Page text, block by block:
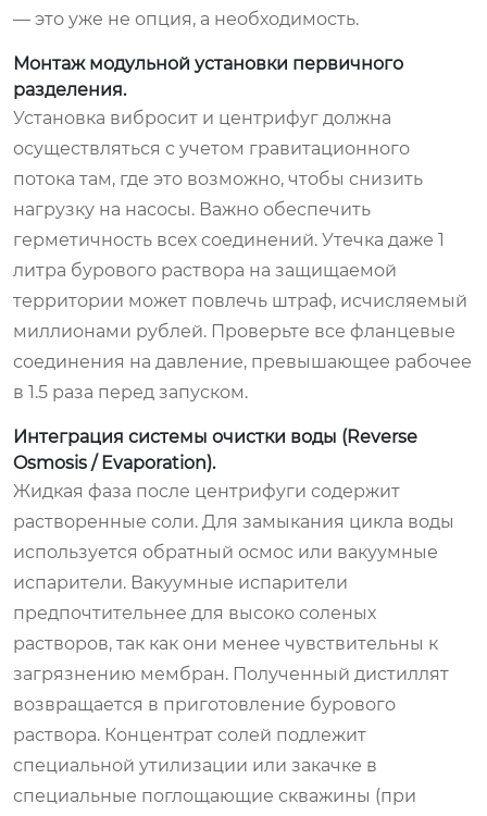
— это уже не опция, а необходимость.
Монтаж модульной установки первичного
разделения.
Установка вибросит и центрифуг должна
осуществляться с учетом гравитационного
потока там, где это возможно, чтобы снизить
нагрузку на насосы. Важно обеспечить
герметичность всех соединений. Утечка даже 1
литра бурового раствора на защищаемой
территории может повлечь штраф, исчисляемый
миллионами рублей. Проверьте все фланцевые
соединения на давление, превышающее рабочее
в 1.5 раза перед запуском.
Интеграция системы очистки воды (Reverse
Osmosis / Evaporation).
Жидкая фаза после центрифуги содержит
растворенные соли. Для замыкания цикла воды
используется обратный осмос или вакуумные
испарители. Вакуумные испарители
предпочтительнее для высоко соленых
растворов, так как они менее чувствительны к
загрязнению мембран. Полученный дистиллят
возвращается в приготовление бурового
раствора. Концентрат солей подлежит
специальной утилизации или закачке в
специальные поглощающие скважины (при